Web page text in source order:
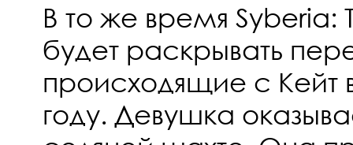
В то же время Syberia:
будет раскрывать
происходящие с Кейт
году. Девушка